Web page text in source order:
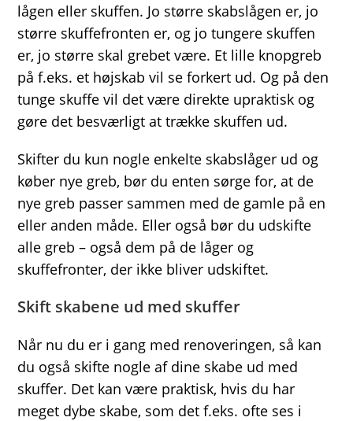
lågen eller skuffen. Jo større skabslågen er, jo
større skuffefronten er, og jo tungere skuffen
er, jo større skal grebet være. Et lille knopgreb
på f.eks. et højskab vil se forkert ud. Og på den
tunge skuffe vil det være direkte upraktisk og
gøre det besværligt at trække skuffen ud.
Skifter du kun nogle enkelte skabslåger ud og
køber nye greb, bør du enten sørge for, at de
nye greb passer sammen med de gamle på en
eller anden måde. Eller også bør du udskifte
alle greb – også dem på de låger og
skuffefronter, der ikke bliver udskiftet.
Skift skabene ud med skuffer
Når nu du er i gang med renoveringen, så kan
du også skifte nogle af dine skabe ud med
skuffer. Det kan være praktisk, hvis du har
meget dybe skabe, som det f.eks. ofte ses i